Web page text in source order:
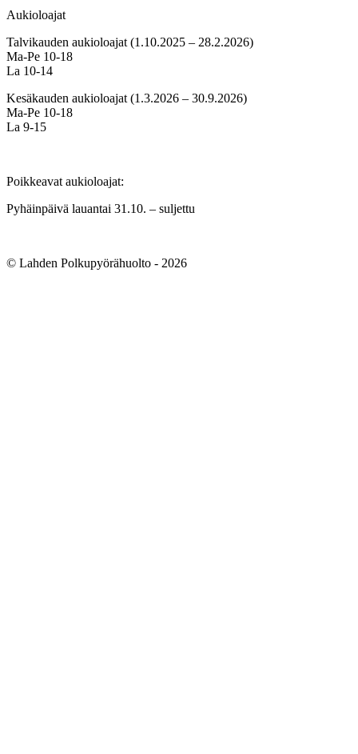
Aukioloajat
Talvikauden aukioloajat (1.10.2025 – 28.2.2026)
Ma-Pe 10-18
La 10-14
Kesäkauden aukioloajat (1.3.2026 – 30.9.2026)
Ma-Pe 10-18
La 9-15
Poikkeavat aukioloajat:
Pyhäinpäivä lauantai 31.10. – suljettu
© Lahden Polkupyörähuolto - 2026